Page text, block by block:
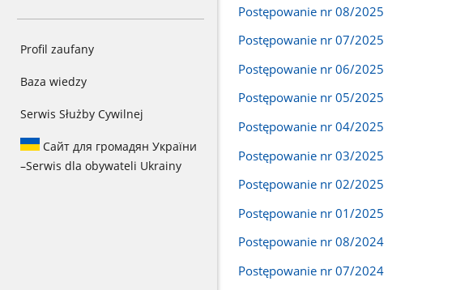
Profil zaufany
Baza wiedzy
Serwis Służby Cywilnej
Сайт для громадян України
–Serwis dla obywateli Ukrainy
Postępowanie nr 08/2025
Postępowanie nr 07/2025
Postępowanie nr 06/2025
Postępowanie nr 05/2025
Postępowanie nr 04/2025
Postępowanie nr 03/2025
Postępowanie nr 02/2025
Postępowanie nr 01/2025
Postępowanie nr 08/2024
Postępowanie nr 07/2024